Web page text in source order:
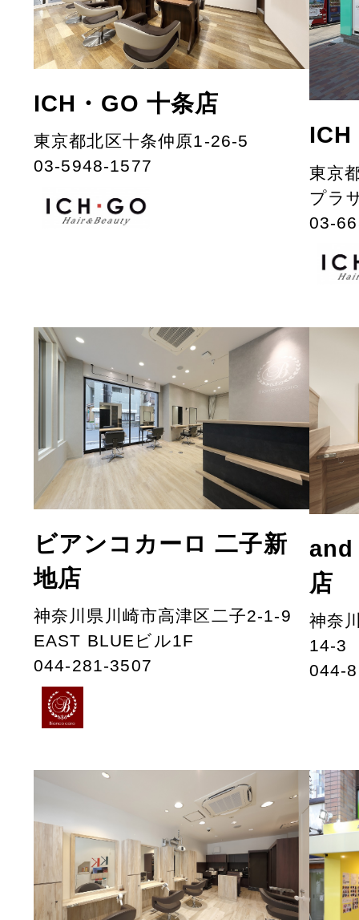
ICH・GO 十条店
東京都北区十条仲原1-26-5
03-5948-1577
ICH
東京
プラ
03-
ビアンコカーロ 二子新
地店
神奈川県川崎市高津区二子2-1-9
EAST BLUEビル1F
044-281-3507
and
店
神奈
14-3
044-